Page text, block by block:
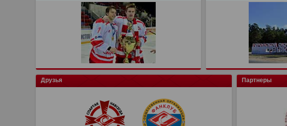
Друзья Партнеры